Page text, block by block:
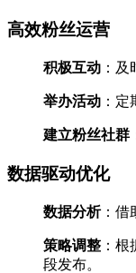
高效粉丝运营
积极互动 ：
举办活动 ：
建立粉丝社群
数据驱动优化
数据分析：借
策略调整 ：
段发布。